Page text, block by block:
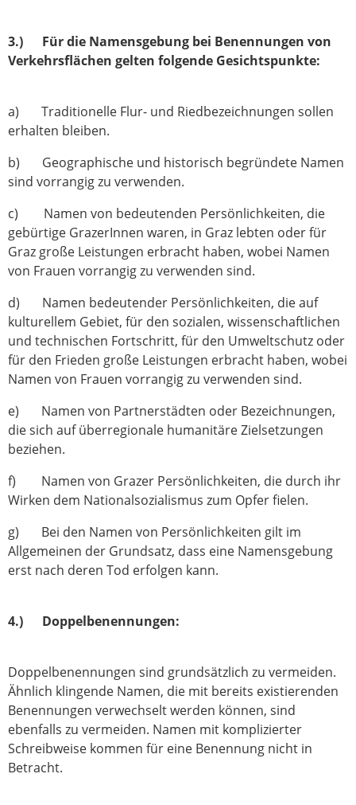
3.) Für die Namensgebung bei Benennungen von
Verkehrsflächen gelten folgende Gesichtspunkte:
a) Traditionelle Flur- und Riedbezeichnungen sollen
erhalten bleiben.
b) Geographische und historisch begründete Namen
sind vorrangig zu verwenden.
c) Namen von bedeutenden Persönlichkeiten, die
gebürtige GrazerInnen waren, in Graz lebten oder für
Graz große Leistungen erbracht haben, wobei Namen
von Frauen vorrangig zu verwenden sind.
d) Namen bedeutender Persönlichkeiten, die auf
kulturellem Gebiet, für den sozialen, wissenschaftlichen
und technischen Fortschritt, für den Umweltschutz oder
für den Frieden große Leistungen erbracht haben, wobei
Namen von Frauen vorrangig zu verwenden sind.
e) Namen von Partnerstädten oder Bezeichnungen,
die sich auf überregionale humanitäre Zielsetzungen
beziehen.
f) Namen von Grazer Persönlichkeiten, die durch ihr
Wirken dem Nationalsozialismus zum Opfer fielen.
g) Bei den Namen von Persönlichkeiten gilt im
Allgemeinen der Grundsatz, dass eine Namensgebung
erst nach deren Tod erfolgen kann.
4.) Doppelbenennungen:
Doppelbenennungen sind grundsätzlich zu vermeiden.
Ähnlich klingende Namen, die mit bereits existierenden
Benennungen verwechselt werden können, sind
ebenfalls zu vermeiden. Namen mit komplizierter
Schreibweise kommen für eine Benennung nicht in
Betracht.